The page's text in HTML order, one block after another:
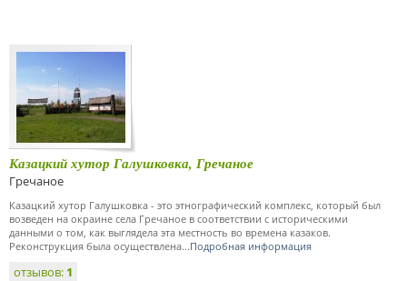
Казацкий хутор Галушковка, Гречаное
Гречаное
Казацкий хутор Галушковка - это этнографический комплекс, который был
возведен на окраине села Гречаное в соответствии с историческими
данными о том, как выглядела эта местность во времена казаков.
Реконструкция была осуществлена...Подробная информация
отзывов: 1